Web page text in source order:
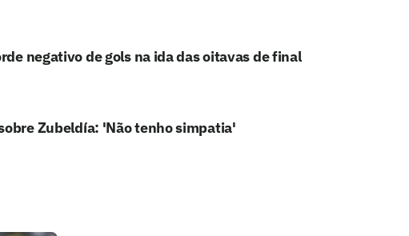
negativo de gols na ida das oitavas de final
Zubeldía: 'Não tenho simpatia'